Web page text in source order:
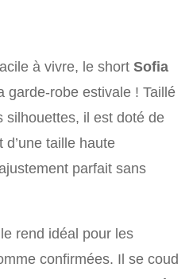
à vivre, le short Sofia
garde-robe estivale ! Taillé
silhouettes, il est doté de
taille haute
parfait sans
rend idéal pour les
confirmées. Il se coud